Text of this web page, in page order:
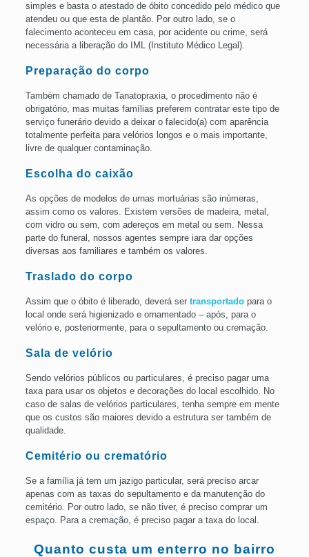
simples e basta o atestado de óbito concedido pelo médico que
atendeu ou que esta de plantão. Por outro lado, se o
falecimento aconteceu em casa, por acidente ou crime, será
necessária a liberação do IML (Instituto Médico Legal).
Preparação do corpo
Também chamado de Tanatopraxia, o procedimento não é
obrigatório, mas muitas famílias preferem contratar este tipo de
serviço funerário devido a deixar o falecido(a) com aparência
totalmente perfeita para velórios longos e o mais importante,
livre de qualquer contaminação.
Escolha do caixão
As opções de modelos de urnas mortuárias são inúmeras,
assim como os valores. Existem versões de madeira, metal,
com vidro ou sem, com adereços em metal ou sem. Nessa
parte do funeral, nossos agentes sempre iara dar opções
diversas aos familiares e também os valores.
Traslado do corpo
Assim que o óbito é liberado, deverá ser transportadopara o
local onde será higienizado e ornamentado – após, para o
velório e, posteriormente, para o sepultamento ou cremação.
Sala de velório
Sendo velórios públicos ou particulares, é preciso pagar uma
taxa para usar os objetos e decorações do local escolhido. No
caso de salas de velórios particulares, tenha sempre em mente
que os custos são maiores devido a estrutura ser também de
qualidade.
Cemitério ou crematório
Se a família já tem um jazigo particular, será preciso arcar
apenas com as taxas do sepultamento e da manutenção do
cemitério. Por outro lado, se não tiver, é preciso comprar um
espaço. Para a cremação, é preciso pagar a taxa do local.
Quanto custa um enterro no bairro